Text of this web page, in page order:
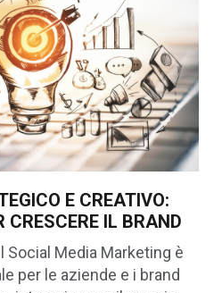
E CREATIVO:
CRESCERE IL BRAND
Social Media Marketing è
per le aziende e i brand